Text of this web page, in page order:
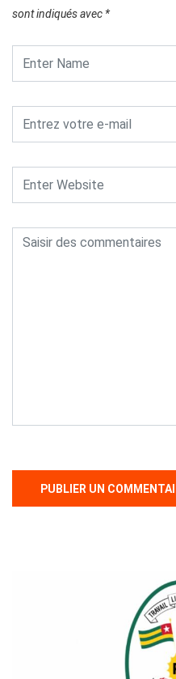
sont indiqués avec *